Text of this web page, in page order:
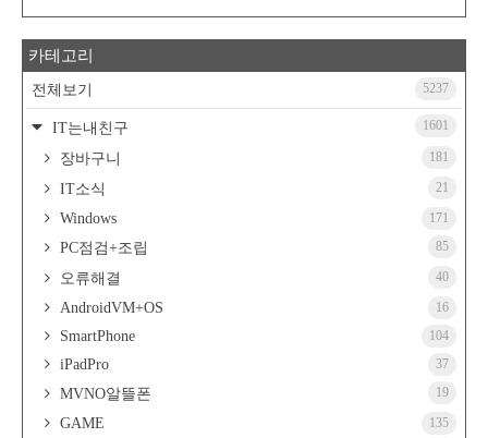
카테고리
전체보기 5237
IT는내친구 1601
장바구니 181
IT소식 21
Windows 171
PC점검+조립 85
오류해결 40
AndroidVM+OS 16
SmartPhone 104
iPadPro 37
MVNO알뜰폰 19
GAME 135